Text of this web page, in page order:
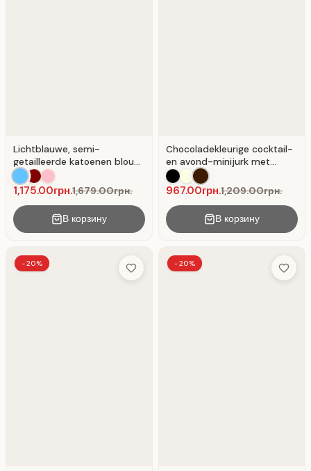
Lichtblauwe, semi-
getailleerde katoenen blouse
met omgeslagen kraag
1,175.00грн.1,679.00грн.
В корзину
Chocoladekleurige cocktail-
en avond-minijurk met
asymmetrische mouw
967.00грн.1,209.00грн.
В корзину
-20%
Add to Wish List
-20%
Add to